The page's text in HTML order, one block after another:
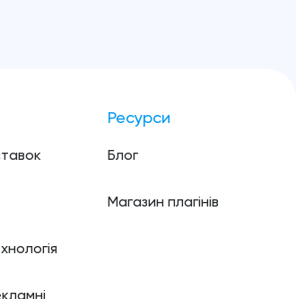
Ресурси
Блог
Магазин плагінів